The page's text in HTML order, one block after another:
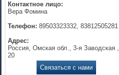
Контактное лицо:
Вера Фомина
Телефон: 89503323332, 83812505281
Адрес:
Россия, Омская обл., 3-я Заводская ,
20
Связаться с нами